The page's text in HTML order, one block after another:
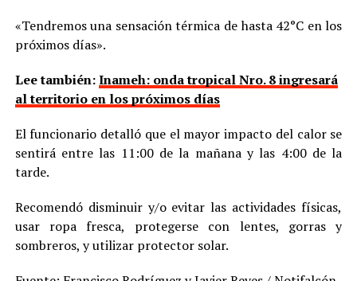
«Tendremos una sensación térmica de hasta 42°C en los
próximos días».
Lee también:Inameh: onda tropical Nro. 8 ingresará
al territorio en los próximos días
El funcionario detalló que el mayor impacto del calor se
sentirá entre las 11:00 de la mañana y las 4:00 de la
tarde.
Recomendó disminuir y/o evitar las actividades físicas,
usar ropa fresca, protegerse con lentes, gorras y
sombreros, y utilizar protector solar.